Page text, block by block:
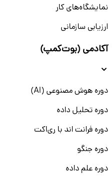
نمایشگاه‌های کار
ارزیابی سازمانی
آکادمی (بوت‌کمپ)
دوره هوش مصنوعی (AI)
دوره تحلیل داده
دوره فرانت اند با ری‌اکت
دوره جنگو
دوره علم داده